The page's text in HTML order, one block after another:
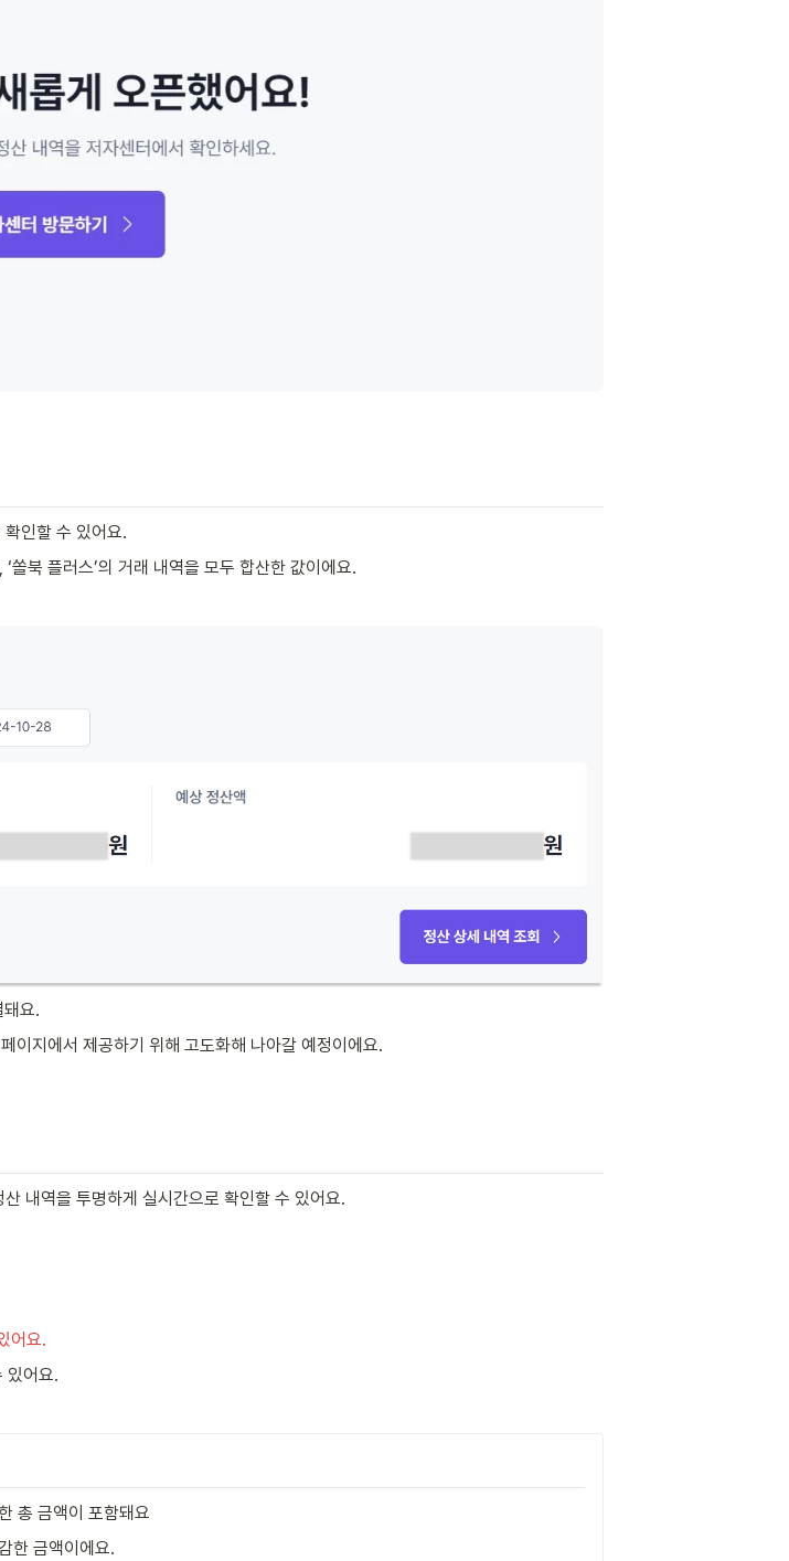
인할 수 있어요.
쏠북 플러스’의 거래 내역을 모두 합산한 값이에요.
요.
이지에서 제공하기 위해 고도화해 나아갈 예정이에요.
내역을 투명하게 실시간으로 확인할 수 있어요.
어요.
있어요.
총 금액이 포함돼요
한 금액이에요.